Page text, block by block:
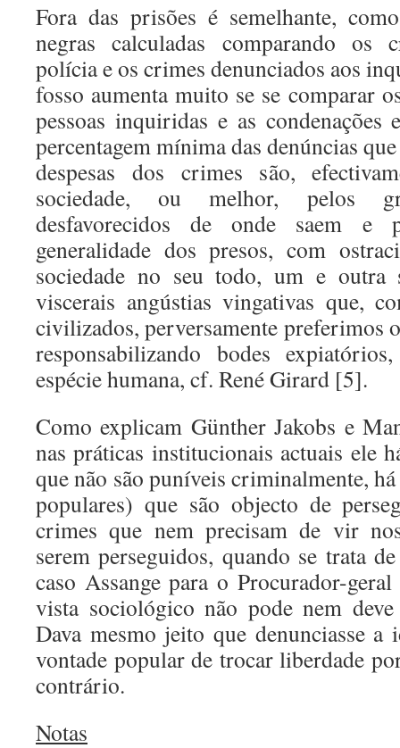
Fora das prisões é semelhante,
negras calculadas comparando os
polícia e os crimes denunciados aos
fosso aumenta muito se se comparar
pessoas inquiridas e as condenações
percentagem mínima das denúncias
despesas dos crimes são,
sociedade, ou melhor, pelos
desfavorecidos de onde saem e
generalidade dos presos, com
sociedade no seu todo, um e outra
viscerais angústias vingativas que,
civilizados, perversamente preferimos
responsabilizando bodes
espécie humana, cf. René Girard [5].
Como explicam Günther Jakobs e
nas práticas institucionais actuais ele
que não são puníveis criminalmente,
populares) que são objecto de
crimes que nem precisam de vir
serem perseguidos, quando se trata
caso Assange para o Procurador-
vista sociológico não pode nem
Dava mesmo jeito que denunciasse a
vontade popular de trocar liberdade
contrário.
Notas